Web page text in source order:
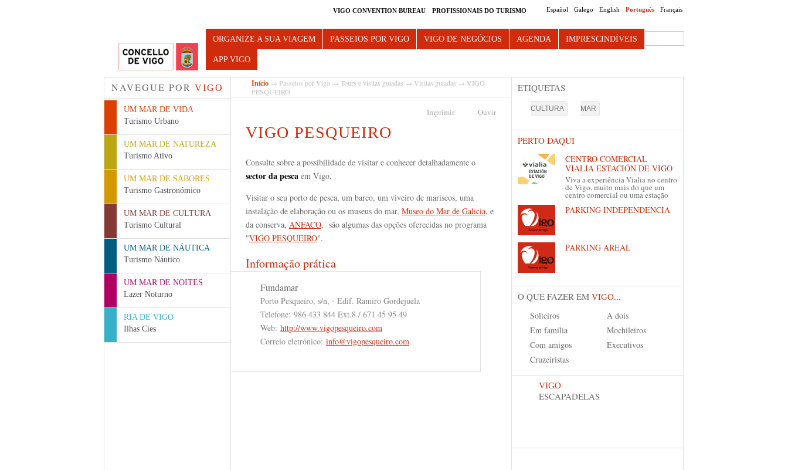
Español Galego English Português Français
VIGO CONVENTION BUREAU PROFISSIONAIS DO TURISMO
Turismo de Vigo Search this site
ORGANIZE A SUA VIAGEM PASSEIOS POR VIGO VIGO DE NEGÓCIOS AGENDA IMPRESCINDÍVEIS
APP VIGO
NAVEGUE POR VIGO
UM MAR DE VIDA
Turismo Urbano
UM MAR DE NATUREZA
Turismo Ativo
UM MAR DE SABORES
Turismo Gastronómico
UM MAR DE CULTURA
Turismo Cultural
UM MAR DE NÁUTICA
Turismo Náutico
UM MAR DE NOITES
Lazer Noturno
RIA DE VIGO
Ilhas Cíes
Início → Passeios por Vigo → Tours e visitas guiadas → Visitas guiadas → VIGO
PESQUEIRO
Imprimir Ouvir
VIGO PESQUEIRO
Consulte sobre a possibilidade de visitar e conhecer detalhadamente o
sector da pesca em Vigo.
Visitar o seu porto de pesca, um barco, um viveiro de mariscos, uma
instalação de elaboração ou os museus do mar, Museo do Mar de Galicia, e
da conserva, ANFACO, são algumas das opções oferecidas no programa
"VIGO PESQUEIRO".
Informação prática
Fundamar
Porto Pesqueiro, s/n, - Edif. Ramiro Gordejuela
Telefone: 986 433 844 Ext.8 / 671 45 95 49
Web: http://www.vigopesqueiro.com
Correio eletrónico: info@vigopesqueiro.com
ETIQUETAS
CULTURA MAR
PERTO DAQUI
CENTRO COMERCIAL
VIALIA ESTACIÓN DE VIGO
Viva a experiência Vialia no centro
de Vigo, muito mais do que um
centro comercial ou uma estação
PARKING INDEPENDENCIA
PARKING AREAL
O QUE FAZER EM VIGO...
Solteiros
A dois
Em família
Mochileiros
Com amigos
Executivos
Cruzeiristas
VIGO
ESCAPADELAS